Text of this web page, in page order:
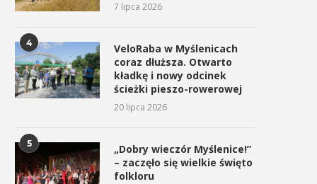
7 lipca 2026
4
VeloRaba w Myślenicach
coraz dłuższa. Otwarto
kładkę i nowy odcinek
ścieżki pieszo-rowerowej
20 lipca 2026
5
„Dobry wieczór Myślenice!”
– zaczęło się wielkie święto
folkloru